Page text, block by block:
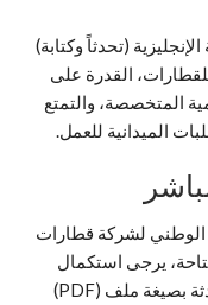
(تحدثاً وكتابة)
القدرة على
المتخصصة، والتمتع
الميدانية للعمل.
الوطني لشركة قطارات
المتاحة، يرجى استكمال
طلب التوظيف وإرفاق السيرة الذاتية المحدثة بصيغة ملف (PDF)